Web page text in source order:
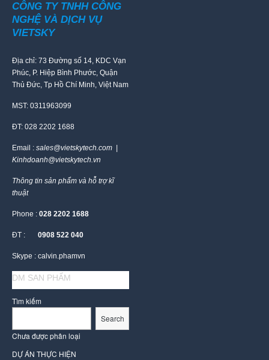
CÔNG TY TNHH CÔNG
NGHỆ VÀ DỊCH VỤ
VIETSKY
Địa chỉ: 73 Đường số 14, KDC Vạn
Phúc, P. Hiệp Bình Phước, Quận
Thủ Đức, Tp Hồ Chí Minh, Việt Nam
MST: 0311963099
ĐT: 028 2202 1688
Email : sales@vietskytech.com |
Kinhdoanh@vietskytech.vn
Thông tin sản phẩm và hỗ trợ kĩ
thuật
Phone : 028 2202 1688
ĐT : 0908 522 040
Skype : calvin.phamvn
DM SAN PHẨM
Tìm kiếm
Search
Chưa được phân loại
DỰ ÁN THỰC HIỆN